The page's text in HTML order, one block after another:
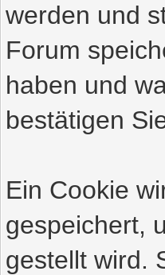
werden und
Forum
haben und
bestätigen
Ein Cookie
gespeichert,
gestellt wird.